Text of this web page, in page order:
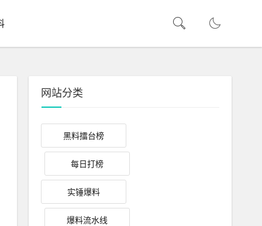
网站分类
黑料擂台榜
每日打榜
实锤爆料
爆料流水线